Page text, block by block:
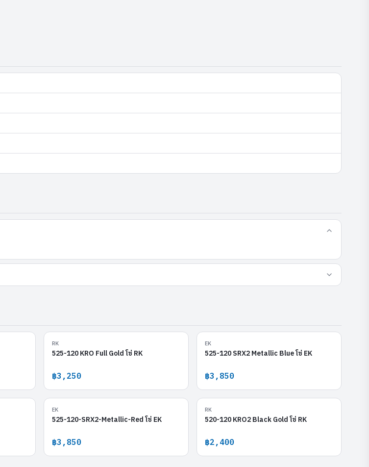
RK
525-120 KRO Full Gold โซ่ RK
฿3,250
EK
525-120 SRX2 Metallic Blue โซ่ EK
฿3,850
EK
525-120-SRX2-Metallic-Red โซ่ EK
฿3,850
RK
520-120 KRO2 Black Gold โซ่ RK
฿2,400